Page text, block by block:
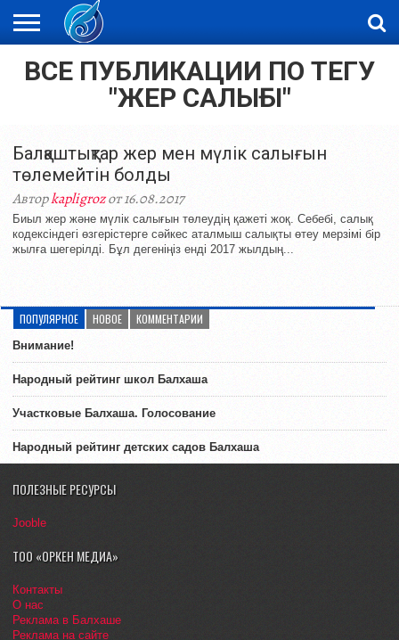
ЖАҢАЛЫҚТАР
НОВОСТИ
ВИДЕО
ФОТОРЕПОРТАЖИ
ОРКЕН
ВСЕ ПУБЛИКАЦИИ ПО ТЕГУ
"ЖЕР САЛЫҒЫ"
Балқаштықтар жер мен мүлік салығын
төлемейтін болды
Авторkapligrozот 16.08.2017
Биыл жер және мүлік салығын төлеудің қажеті жоқ. Себебі, салық
кодексіндегі өзгерістерге сәйкес аталмыш салықты өтеу мерзімі бір
жылға шегерілді. Бұл дегеніңіз енді 2017 жылдың...
ПОПУЛЯРНОЕ НОВОЕ КОММЕНТАРИИ
Внимание!
Народный рейтинг школ Балхаша
Участковые Балхаша. Голосование
Народный рейтинг детских садов Балхаша
ПОЛЕЗНЫЕ РЕСУРСЫ
Jooble
ТОО «ОРКЕН МЕДИА»
Контакты
О нас
Реклама в Балхаше
Реклама на сайте